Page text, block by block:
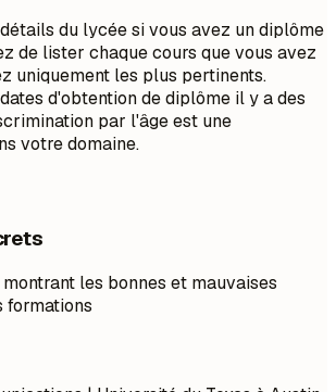
du lycée si vous avez un diplôme
de lister chaque cours que vous avez
uniquement les plus pertinents.
d'obtention de diplôme il y a des
par l'âge est une
votre domaine.
les bonnes et mauvaises
formations